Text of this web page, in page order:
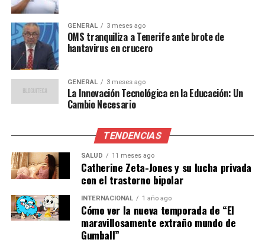
Desafíos y Oportunidades
A pesar del optimismo, el sector turístico enfrenta
varios desafíos. La sostenibilidad y la gestión del turismo
Barcelona han implementado medidas para controlar el
flujo de turistas y proteger la calidad de vida de los
Por otro lado, el auge del turismo también presenta
oportunidades para diversificar la oferta turística.
España está explorando formas de atraer visitantes a
regiones menos conocidas, promoviendo el turismo
rural y de aventura.
Perspectivas Futuras
GENERAL 3 meses ago
OMS tranquiliza a Tenerife ante brote de
hantavirus en crucero
GENERAL 3 meses ago
La Innovación Tecnológica en la Educación: Un
Cambio Necesario
TENDENCIAS
SALUD 11 meses ago
Catherine Zeta-Jones y su lucha privada
con el trastorno bipolar
INTERNACIONAL 1 año ago
Cómo ver la nueva temporada de “El
maravillosamente extraño mundo de
Gumball”